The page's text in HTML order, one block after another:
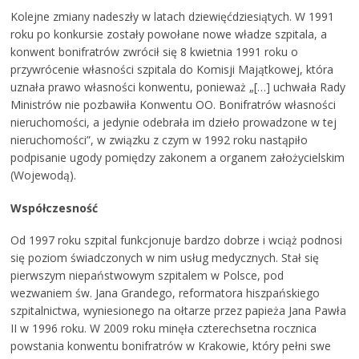
Kolejne zmiany nadeszły w latach dziewięćdziesiątych. W 1991
roku po konkursie zostały powołane nowe władze szpitala, a
konwent bonifratrów zwrócił się 8 kwietnia 1991 roku o
przywrócenie własności szpitala do Komisji Majątkowej, która
uznała prawo własności konwentu, ponieważ „[…] uchwała Rady
Ministrów nie pozbawiła Konwentu OO. Bonifratrów własności
nieruchomości, a jedynie odebrała im dzieło prowadzone w tej
nieruchomości”, w związku z czym w 1992 roku nastąpiło
podpisanie ugody pomiędzy zakonem a organem założycielskim
(Wojewodą).
Współczesność
Od 1997 roku szpital funkcjonuje bardzo dobrze i wciąż podnosi
się poziom świadczonych w nim usług medycznych. Stał się
pierwszym niepaństwowym szpitalem w Polsce, pod
wezwaniem św. Jana Grandego, reformatora hiszpańskiego
szpitalnictwa, wyniesionego na ołtarze przez papieża Jana Pawła
II w 1996 roku. W 2009 roku minęła czterechsetna rocznica
powstania konwentu bonifratrów w Krakowie, który pełni swe